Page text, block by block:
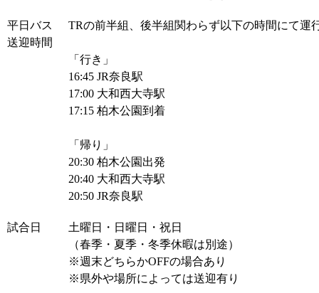
平日バス
送迎時間
TRの前半組、後半組関わらず以下の時間にて運
「行き」
16:45 JR奈良駅
17:00 大和西大寺駅
17:15 柏木公園到着
「帰り」
20:30 柏木公園出発
20:40 大和西大寺駅
20:50 JR奈良駅
試合日
土曜日・日曜日・祝日
（春季・夏季・冬季休暇は別途）
※週末どちらかOFFの場合あり
※県外や場所によっては送迎有り